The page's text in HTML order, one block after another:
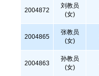
2004872
刘教员
(女)
2004865
张教员
(女)
2004863
孙教员
(女)